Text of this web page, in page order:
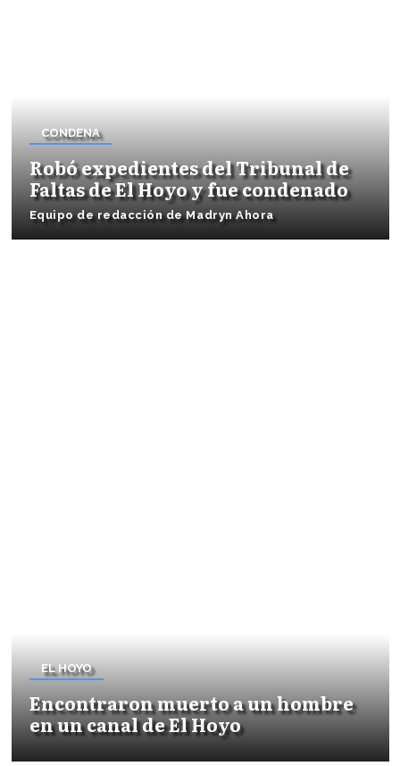
CONDENA
Robó expedientes del Tribunal de
Faltas de El Hoyo y fue condenado
Equipo de redacción de Madryn Ahora
EL HOYO
Encontraron muerto a un hombre
en un canal de El Hoyo